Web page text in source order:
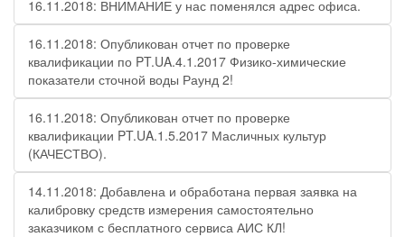
16.11.2018: ВНИМАНИЕ у нас поменялся адрес офиса.
16.11.2018: Опубликован отчет по проверке
квалификации по PT.UA.4.1.2017 Физико-химические
показатели сточной воды Раунд 2!
16.11.2018: Опубликован отчет по проверке
квалификации PT.UA.1.5.2017 Масличных культур
(КАЧЕСТВО).
14.11.2018: Добавлена и обработана первая заявка на
калибровку средств измерения самостоятельно
заказчиком с бесплатного сервиса АИС КЛ!